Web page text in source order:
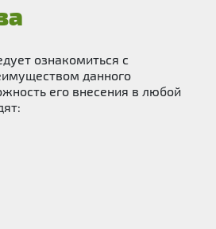
ознакомиться с
данного
его внесения в любой